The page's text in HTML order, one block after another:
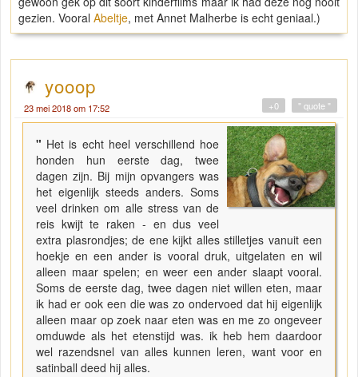
gezien. Vooral Abeltje, met Annet Malherbe is echt geniaal.)
yooop
23 mei 2018 om 17:52 " quote "
+0
" Het is echt heel verschillend hoe
honden hun eerste dag, twee
dagen zijn. Bij mijn opvangers was
het eigenlijk steeds anders. Soms
veel drinken om alle stress van de
reis kwijt te raken - en dus veel
extra plasrondjes; de ene kijkt alles stilletjes vanuit een
hoekje en een ander is vooral druk, uitgelaten en wil
alleen maar spelen; en weer een ander slaapt vooral.
Soms de eerste dag, twee dagen niet willen eten, maar
ik had er ook een die was zo ondervoed dat hij eigenlijk
alleen maar op zoek naar eten was en me zo ongeveer
omduwde als het etenstijd was. ik heb hem daardoor
wel razendsnel van alles kunnen leren, want voor en
satinball deed hij alles.